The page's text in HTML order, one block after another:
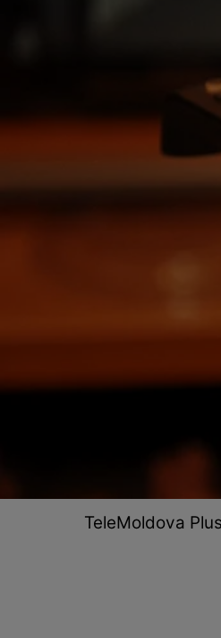
TeleMoldova